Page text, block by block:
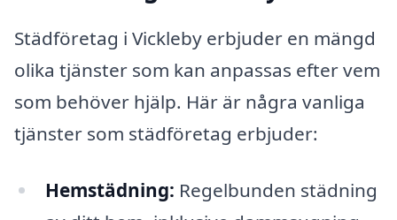
Städföretag i Vickleby erbjuder en mängd
olika tjänster som kan anpassas efter vem
som behöver hjälp. Här är några vanliga
tjänster som städföretag erbjuder:
Hemstädning: Regelbunden städning